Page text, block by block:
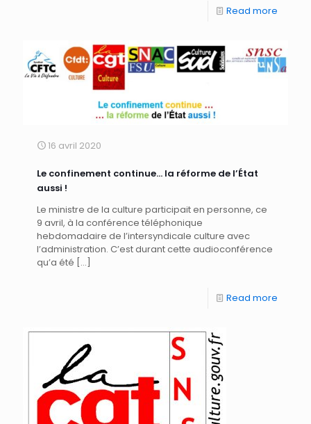
Read more
16 avril 2020
Le confinement continue… la réforme de l’État
aussi !
Le ministre de la culture participait en personne, ce
9 avril, à la conférence téléphonique
hebdomadaire de l’intersyndicale culture avec
l’administration. C’est durant cette audioconférence
qu’a été […]
Read more